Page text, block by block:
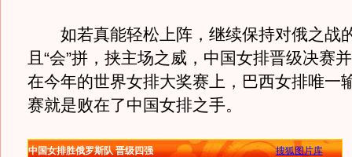
如若真能轻松上阵，继续保持对俄之战
且“会”拼，挟主场之威，中国女排晋级决赛
在今年的世界女排大奖赛上，巴西女排唯一
赛就是败在了中国女排之手。
中国女排胜俄罗斯队 晋级四强 搜狐图片库